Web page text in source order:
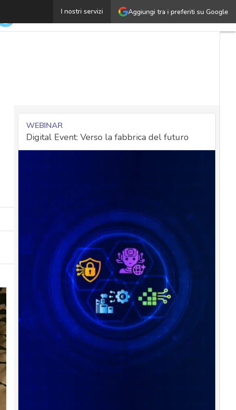
Aggiungi tra i preferiti su Google
I nostri servizi
InfoCert: “servono soluzioni certificate per garantire la
WEBINAR
Digital Event: Verso la fabbrica del futuro